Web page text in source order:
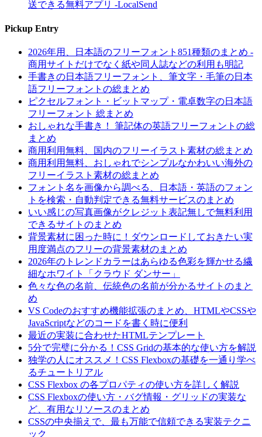
送できる無料アプリ -LocalSend
Pickup Entry
2026年用、日本語のフリーフォント851種類のまとめ -
商用サイトだけでなく紙や同人誌などの利用も明記
手書きの日本語フリーフォント、筆文字・毛筆の日本
語フリーフォントの総まとめ
ピクセルフォント・ビットマップ・電卓数字の日本語
フリーフォント 総まとめ
おしゃれな手書き！ 筆記体の英語フリーフォントの総
まとめ
商用利用無料、国内のフリーイラスト素材の総まとめ
商用利用無料、おしゃれでシンプルなかわいい海外の
フリーイラスト素材の総まとめ
フォント名を画像から調べる、日本語・英語のフォン
トを検索・自動判定できる無料サービスのまとめ
いい感じの写真画像がクレジット表記無しで無料利用
できるサイトのまとめ
背景素材に困った時に！ダウンロードしておきたい実
用度満点のフリーの背景素材のまとめ
2026年のトレンドカラーはあらゆる色彩を輝かせる繊
細なホワイト「クラウド ダンサー」
色々な色の名前、伝統色の名前が分かるサイトのまと
め
VS Codeのおすすめ機能拡張のまとめ、HTMLやCSSや
JavaScriptなどのコードを書く時に便利
最近の実装に合わせたHTMLテンプレート
5分で完璧に分かる！CSS Gridの基本的な使い方を解説
独学の人にオススメ！CSS Flexboxの基礎を一通り学べ
るチュートリアル
CSS Flexbox の各プロパティの使い方を詳しく解説
CSS Flexboxの使い方・バグ情報・グリッドの実装な
ど、有用なリソースのまとめ
CSSの中央揃えで、最も万能で信頼できる実装テクニ
ック